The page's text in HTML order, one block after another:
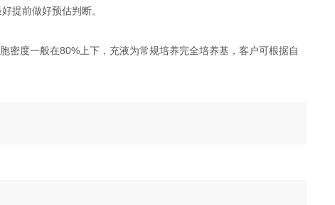
提前做好预估判断。
密度一般在80%上下，充液为常规培养完全培养基，客户可根据自